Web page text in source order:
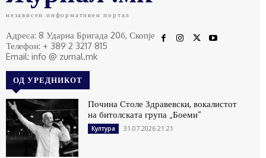
независен информативен портал
Адреса: 8 Ударна Бригада 20б, Скопје
Телефон: + 389 2 3217 815
Email: info @ zurnal.mk
ОД УРЕДНИКОТ
Почина Столе Здравевски, вокалистот
на битолската група „Боеми“
Култура 31.07.2026 21:21